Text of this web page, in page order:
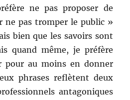
ne pas proposer de
ne pas tromper le public »
bien que les savoirs sont
quand même, je préfère
pour au moins en donner
phrases reflètent deux
antagoniques